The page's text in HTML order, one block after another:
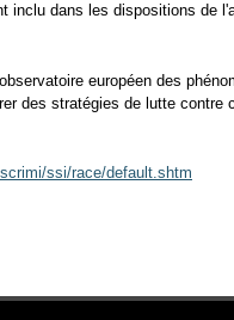
inclu dans les dispositions de
européen des
des stratégies de lutte contre
ssi/race/default.shtm